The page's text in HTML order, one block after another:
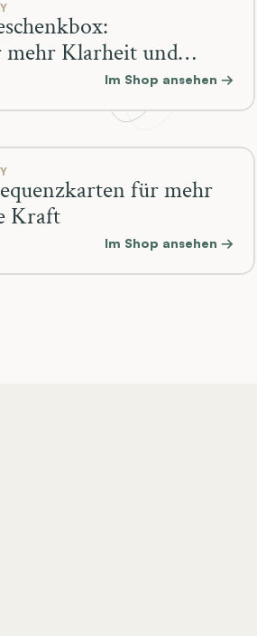
mehr Klarheit und
Im Shop ansehen →
für mehr
Kraft
Im Shop ansehen →